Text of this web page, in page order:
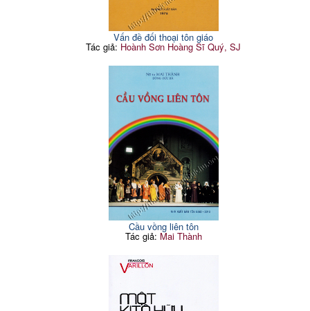
Vấn đề đối thoại tôn giáo
Tác giả: Hoành Sơn Hoàng Sĩ Quý, SJ
Cầu vồng liên tôn
Tác giả: Mai Thành